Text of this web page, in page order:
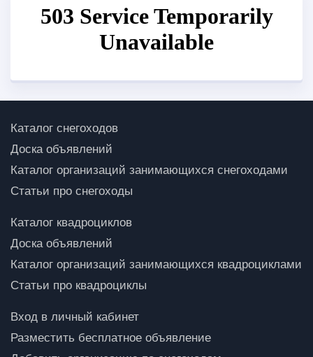
Каталог снегоходов
Доска объявлений
Каталог организаций занимающихся снегоходами
Статьи про снегоходы
Каталог квадроциклов
Доска объявлений
Каталог организаций занимающихся квадроциклами
Статьи про квадроциклы
Вход в личный кабинет
Разместить бесплатное объявление